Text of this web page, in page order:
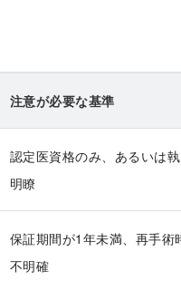
注意が必要な基準
認定医資格のみ、あるいは
明瞭
保証期間が1年未満、再手術
不明確